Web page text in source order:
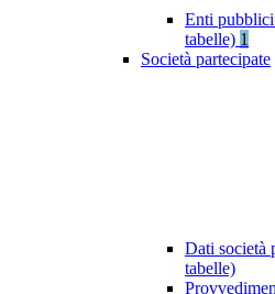
Enti
tabelle) 1
Società partecipate
Dati società
tabelle)